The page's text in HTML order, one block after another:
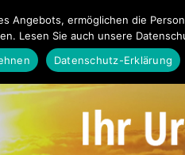
ermöglichen die
Lesen Sie auch unsere
Datenschutz-Erklärung